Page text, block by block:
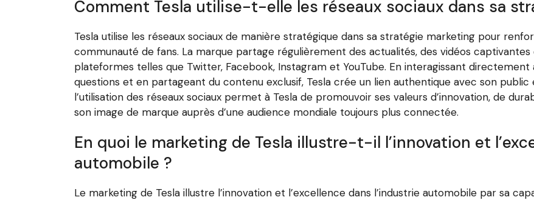
Comment Tesla utilise-t-elle les réseaux sociaux dans sa
Tesla utilise les réseaux sociaux de manière stratégique dans sa stratégie marketing pour
communauté de fans. La marque partage régulièrement des actualités, des vidéos
plateformes telles que Twitter, Facebook, Instagram et YouTube. En interagissant
questions et en partageant du contenu exclusif, Tesla crée un lien authentique avec son
l’utilisation des réseaux sociaux permet à Tesla de promouvoir ses valeurs d’innovation, de
son image de marque auprès d’une audience mondiale toujours plus connectée.
En quoi le marketing de Tesla illustre-t-il l’innovation et
automobile ?
Le marketing de Tesla illustre l’innovation et l’excellence dans l’industrie automobile par sa